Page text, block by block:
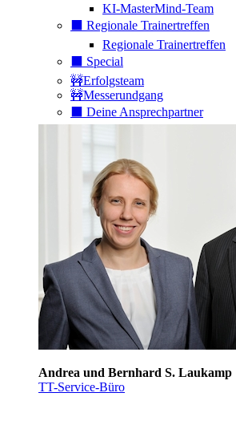
KI-MasterMind-Team
⬛️ Regionale Trainertreffen
Regionale Trainertreffen
⬛️ Special
🚧Erfolgsteam
🚧Messerundgang
⬛️ Deine Ansprechpartner
Andrea und Bernhard S. Laukamp
TT-Service-Büro